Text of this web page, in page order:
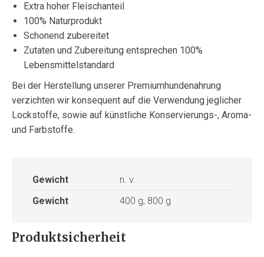
Extra hoher Fleischanteil
100% Naturprodukt
Schonend zubereitet
Zutaten und Zubereitung entsprechen 100%
Lebensmittelstandard
Bei der Herstellung unserer Premiumhundenahrung
verzichten wir konsequent auf die Verwendung jeglicher
Lockstoffe, sowie auf künstliche Konservierungs-, Aroma-
und Farbstoffe.
Gewicht
n. v.
Gewicht
400 g, 800 g
Produktsicherheit